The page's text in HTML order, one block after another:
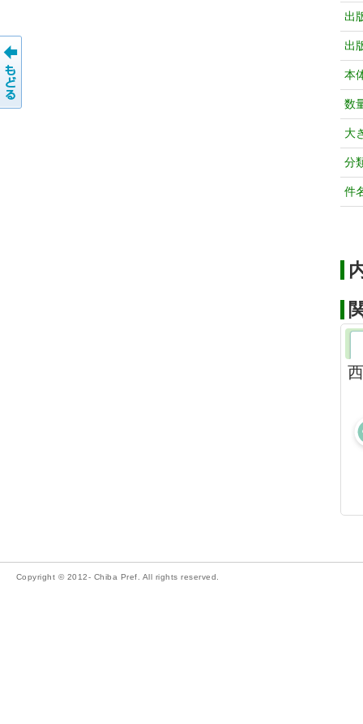
出
出
本
数
大
分
件
Copyright © 2012- Chiba Pref. All rights reserved.